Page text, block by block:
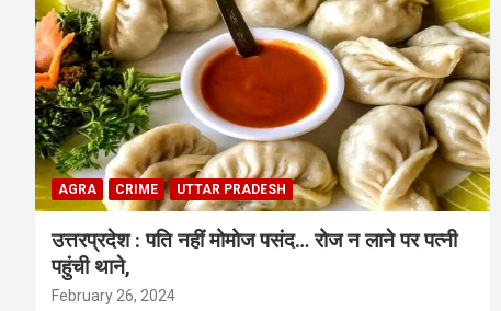
AGRA CRIME UTTAR PRADESH
उत्तरप्रदेश : पति नहीं मोमोज पसंद… रोज न लाने पर पत्नी
पहुंची थाने,
February 26, 2024